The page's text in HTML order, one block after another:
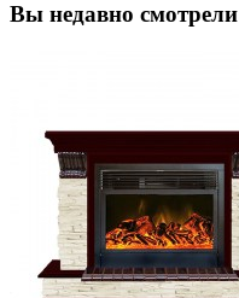
Вы недавно смотрели